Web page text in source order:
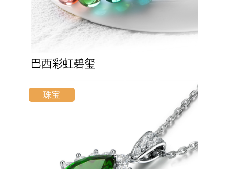
巴西彩虹碧玺
珠宝